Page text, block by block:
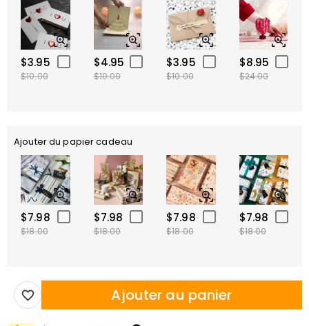
$3.95
$10.00
$4.95
$10.00
$3.95
$10.00
$8.95
$24.00
Ajouter du papier cadeau
$7.98
$18.00
$7.98
$18.00
$7.98
$18.00
$7.98
$18.00
Ajouter au panier